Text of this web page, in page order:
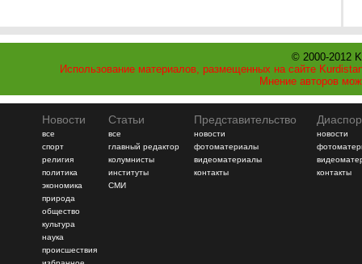
© 2000-2012
Использование материалов, размещенных на сайте
Мнение авторов
Новости
все
спорт
религия
политика
экономика
природа
общество
культура
наука
происшествия
Статьи
все
главный редактор
колумнисты
институты
СМИ
Представительство
новости
фотоматериалы
видеоматериалы
контакты
новости
контакты